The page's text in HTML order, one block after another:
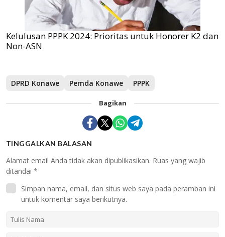
Kelulusan PPPK 2024: Prioritas untuk Honorer K2 dan
Non-ASN
DPRD Konawe Pemda Konawe PPPK
Bagikan
TINGGALKAN BALASAN
Alamat email Anda tidak akan dipublikasikan. Ruas yang wajib
ditandai *
Simpan nama, email, dan situs web saya pada peramban ini
untuk komentar saya berikutnya.